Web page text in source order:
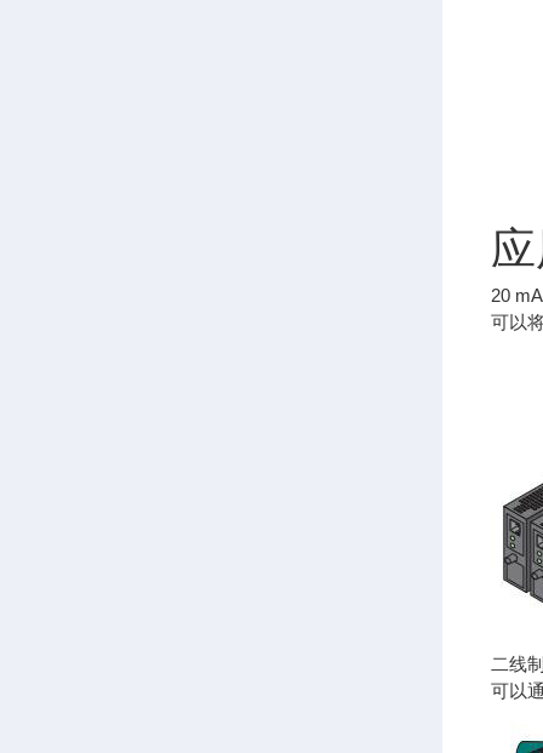
20
可以
二线
可以